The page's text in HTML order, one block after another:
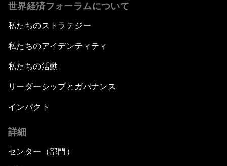
世界経済フォーラムについて
私たちのストラテジー
私たちのアイデンティティ
私たちの活動
リーダーシップとガバナンス
インパクト
詳細
センター（部門）